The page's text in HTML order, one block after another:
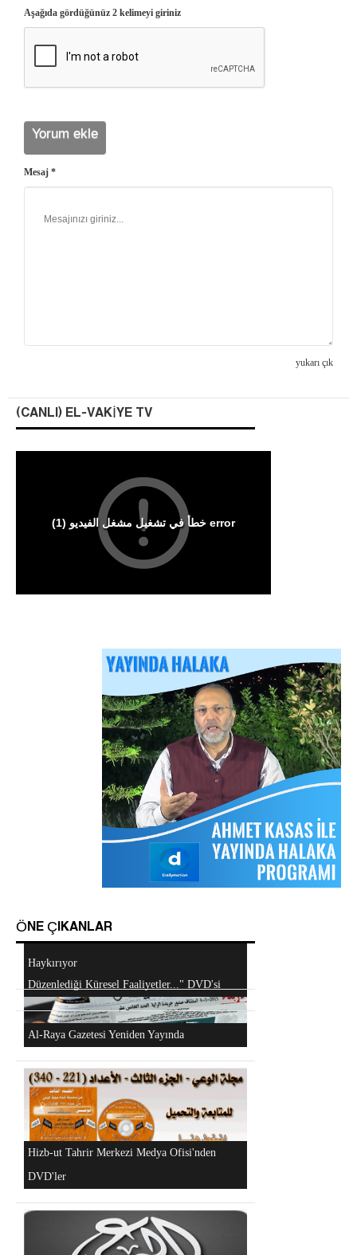
Aşağıda gördüğünüz 2 kelimeyi giriniz
Mesaj *
yukarı çık
(CANLI) EL-VAKIYE TV
ÖNE ÇIKANLAR
Android Cihazlar İçin Anayasa Tasarısı
Uygulaması
Hizb-ut Tahrir Kimdir?
"Hizb-ut Tahrir'in Gazze'yi Desteklemek İçin
Sorular ve Cevaplar
Mescidi Aksa İslam Ümmetine ve Ordulara
Haykırıyor
Arakan Müslümanları İslam Ümmetinden ve
Hizb-ut Tahrir Emirine Sorulanlar